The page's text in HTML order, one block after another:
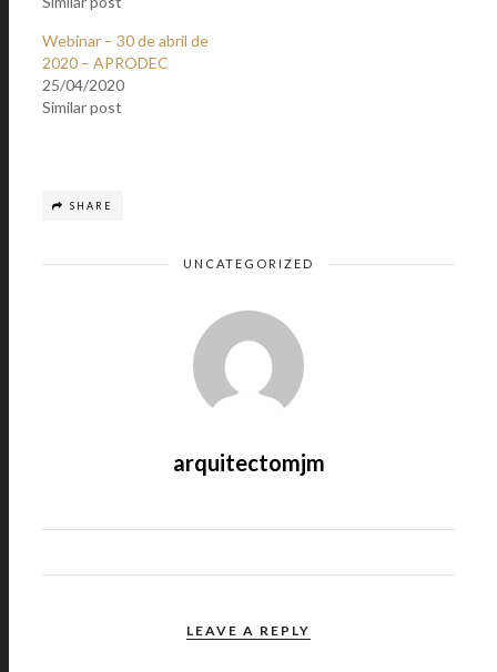
Webinar – 30 de abril de
2020 – APRODEC
25/04/2020
Similar post
SHARE
UNCATEGORIZED
arquitectomjm
LEAVE A REPLY